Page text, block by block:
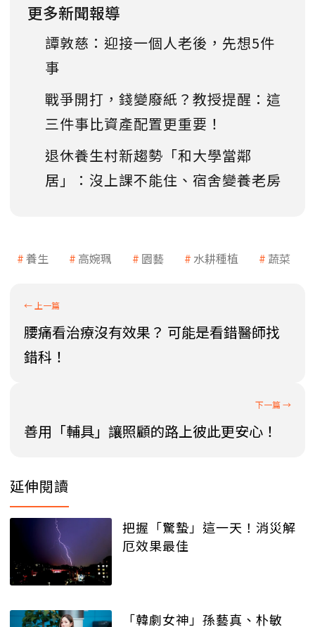
更多新聞報導
譚敦慈：迎接一個人老後，先想5件
事
戰爭開打，錢變廢紙？教授提醒：這
三件事比資產配置更重要！
退休養生村新趨勢「和大學當鄰
居」：沒上課不能住、宿舍變養老房
養生 高婉珮 園藝 水耕種植 蔬菜
腰痛看治療沒有效果？ 可能是看錯醫師找
錯科！
善用「輔具」讓照顧的路上彼此更安心！
延伸閱讀
把握「驚蟄」這一天！消災解
厄效果最佳
「韓劇女神」孫藝真、朴敏